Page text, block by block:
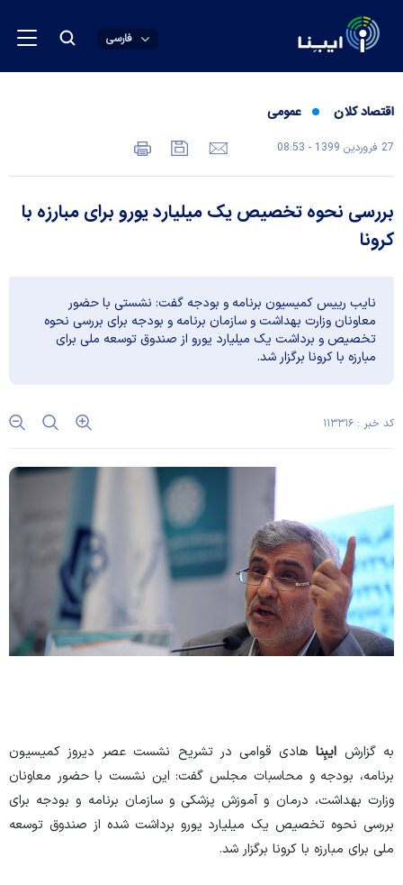
فارسی
اقتصاد کلان عمومی
27 فروردين 1399 - 08:53
بررسی نحوه تخصیص یک میلیارد یورو برای مبارزه با
کرونا
نایب رییس کمیسیون برنامه و بودجه گفت: نشستی با حضور
معاونان وزارت بهداشت و سازمان برنامه و بودجه برای بررسی نحوه
تخصیص و برداشت یک میلیارد یورو از صندوق توسعه ملی برای
مبارزه با کرونا برگزار شد.
کد خبر : ۱۱۳۳۱۶
به گزارش ایبِناهادی قوامی در تشریح نشست عصر دیروز کمیسیون
برنامه، بودجه و محاسبات مجلس گفت: این نشست با حضور معاونان
وزارت بهداشت، درمان و آموزش پزشکی و سازمان برنامه و بودجه برای
بررسی نحوه تخصیص یک میلیارد یورو برداشت شده از صندوق توسعه
ملی برای مبارزه با کرونا برگزار شد.